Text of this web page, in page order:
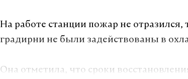
На работе станции пожар не отразился,
градирни не были задействованы в
Она отметила, что сроки